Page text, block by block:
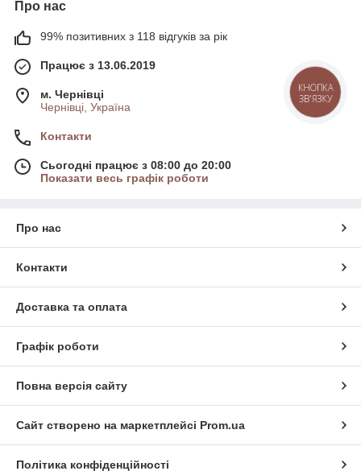
Про нас
99% позитивних з 118 відгуків за рік
Працює з 13.06.2019
м. Чернівці
Чернівці, Україна
Контакти
Сьогодні працює з 08:00 до 20:00
Показати весь графік роботи
Про нас
Контакти
Доставка та оплата
Графік роботи
Повна версія сайту
Сайт створено на маркетплейсі Prom.ua
Політика конфіденційності
КНОПКА
ЗВ'ЯЗКУ